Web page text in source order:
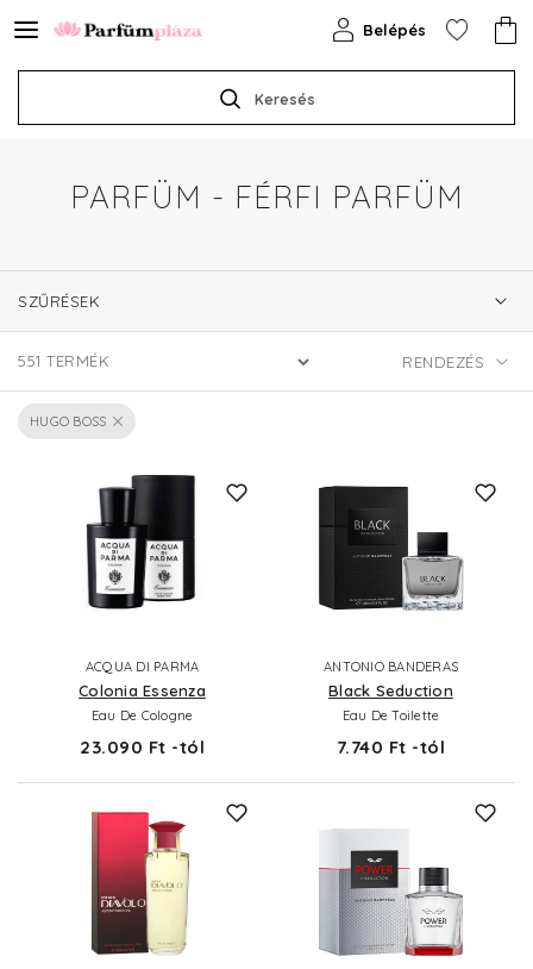
Keresés
Belépés
PARFÜM - FÉRFI PARFÜM
SZŰRÉSEK
551 TERMÉK
HUGO BOSS
ACQUA DI PARMA
Colonia Essenza
Eau De Cologne
23.090 Ft -tól
ANTONIO BANDERAS
Black Seduction
Eau De Toilette
7.740 Ft -tól